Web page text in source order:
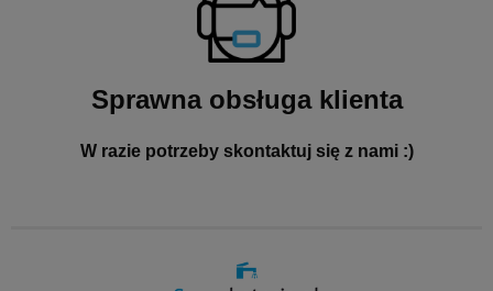
Sprawna obsługa klienta
W razie potrzeby skontaktuj się z nami :)